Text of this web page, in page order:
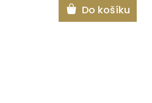
Do košíku